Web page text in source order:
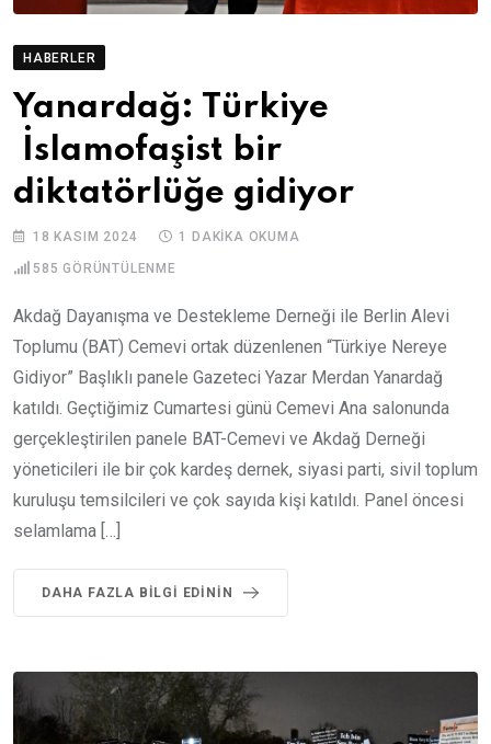
HABERLER
Yanardağ: Türkiye
İslamofaşist bir
diktatörlüğe gidiyor
18 KASIM 2024 1 DAKIKA OKUMA
585 GÖRÜNTÜLENME
Akdağ Dayanışma ve Destekleme Derneği ile Berlin Alevi
Toplumu (BAT) Cemevi ortak düzenlenen “Türkiye Nereye
Gidiyor” Başlıklı panele Gazeteci Yazar Merdan Yanardağ
katıldı. Geçtiğimiz Cumartesi günü Cemevi Ana salonunda
gerçekleştirilen panele BAT-Cemevi ve Akdağ Derneği
yöneticileri ile bir çok kardeş dernek, siyasi parti, sivil toplum
kuruluşu temsilcileri ve çok sayıda kişi katıldı. Panel öncesi
selamlama […]
DAHA FAZLA BILGI EDININ